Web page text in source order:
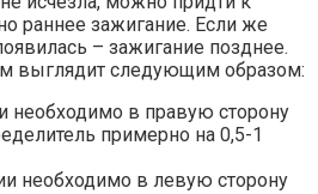
раннее зажигание. Если же
– зажигание позднее.
выглядит следующим образом:
необходимо в правую сторону
примерно на 0,5-1
необходимо в левую сторону